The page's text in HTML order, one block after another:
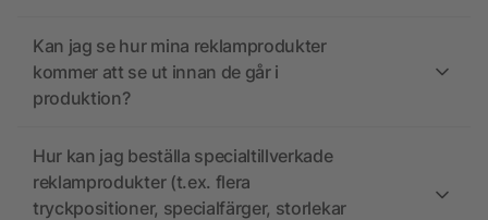
Kan jag se hur mina reklamprodukter
kommer att se ut innan de går i
produktion?
Hur kan jag beställa specialtillverkade
reklamprodukter (t.ex. flera
tryckpositioner, specialfärger, storlekar